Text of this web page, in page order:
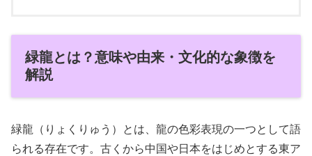
緑龍とは？意味や由来・文化的な象徴を
解説
緑龍（りょくりゅう）とは、龍の色彩表現の一つとして語
られる存在です。古くから中国や日本をはじめとする東ア